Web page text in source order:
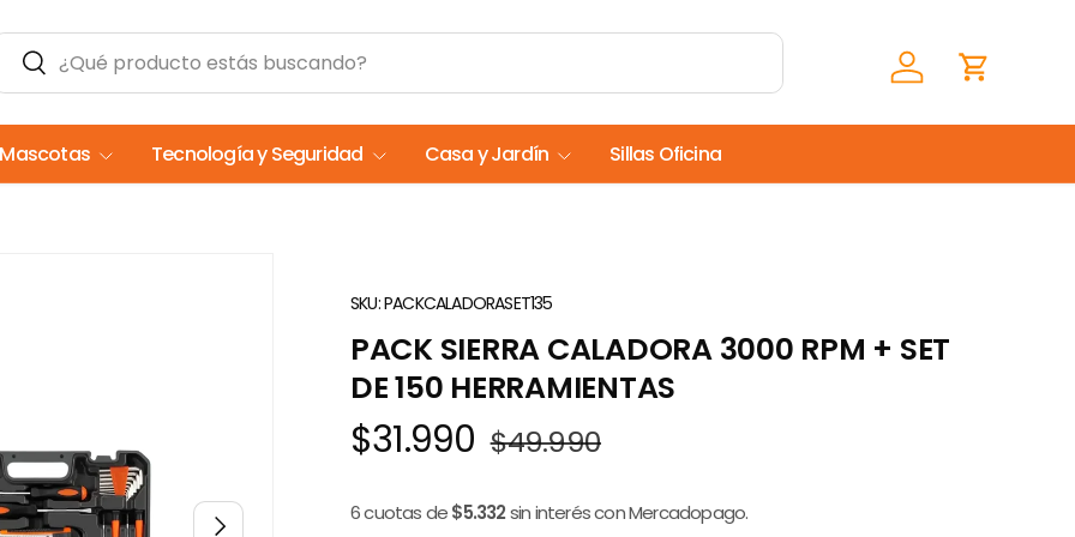
Buscar
Iniciar sesiónCarrito
Mascotas Tecnología y Seguridad Casa y Jardín Sillas Oficina
Siguiente
SKU:PACKCALADORASET135
PACK SIERRA CALADORA 3000 RPM + SET
DE 150 HERRAMIENTAS
$31.990 $49.990
6 cuotas de$5.332sin interés con Mercadopago.